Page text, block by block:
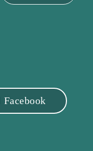
Facebook